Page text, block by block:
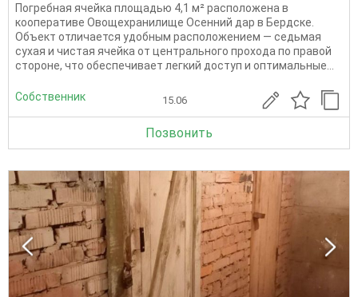
Погребная ячейка площадью 4,1 м² расположена в
кооперативе Овощехранилище Осенний дар в Бердске.
Объект отличается удобным расположением — седьмая
сухая и чистая ячейка от центрального прохода по правой
стороне, что обеспечивает легкий доступ и оптимальные...
Собственник 15.06
Позвонить